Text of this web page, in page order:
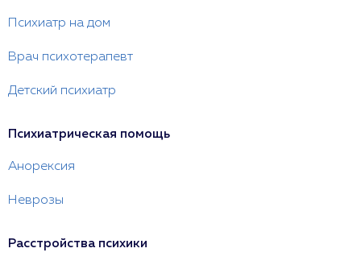
Психиатр на дом
Врач психотерапевт
Детский психиатр
Психиатрическая помощь
Анорексия
Неврозы
Расстройства психики